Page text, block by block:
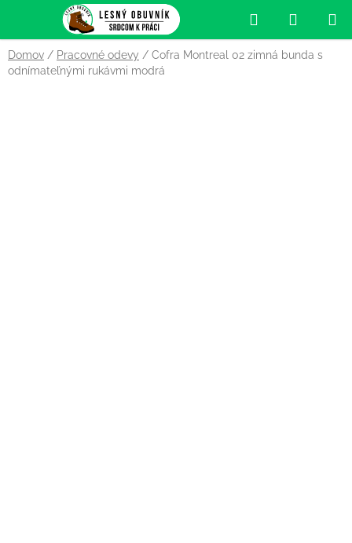
obsah
Hľadať
KOŠÍK
Domov / Pracovné odevy / Cofra Montreal 02 zimná bunda s
odnímateľnými rukávmi modrá